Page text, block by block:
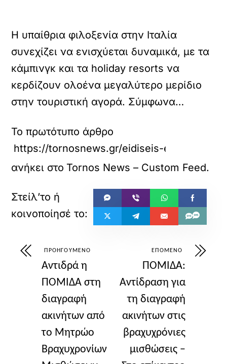
Η υπαίθρια φιλοξενία στην Ιταλία
συνεχίζει να ενισχύεται δυναμικά, με τα
κάμπινγκ και τα holiday resorts να
κερδίζουν ολοένα μεγαλύτερο μερίδιο
στην τουριστική αγορά. Σύμφωνα…
Το πρωτότυπο άρθρο
https://tornosnews.gr/eidiseis-el/kosmos-
ανήκει στο Tornos News – Custom Feed.
ΠΡΟΗΓΟΎΜΕΝΟ
Αντιδρά η
ΠΟΜΙΔΑ στη
διαγραφή
ακινήτων από
το Μητρώο
Βραχυχρονίων
ΕΠΌΜΕΝΟ
ΠΟΜΙΔΑ:
Αντίδραση για
τη διαγραφή
ακινήτων στις
βραχυχρόνιες
μισθώσεις –